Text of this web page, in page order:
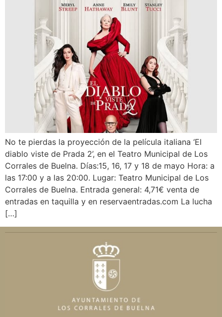
No te pierdas la proyección de la película italiana ‘El
diablo viste de Prada 2’, en el Teatro Municipal de Los
Corrales de Buelna. Días:15, 16, 17 y 18 de mayo Hora: a
las 17:00 y a las 20:00. Lugar: Teatro Municipal de Los
Corrales de Buelna. Entrada general: 4,71€ venta de
entradas en taquilla y en reservaentradas.com La lucha
[…]